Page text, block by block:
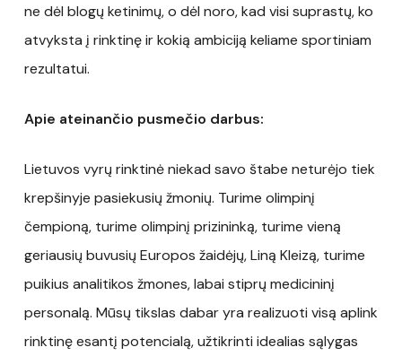
ne dėl blogų ketinimų, o dėl noro, kad visi suprastų, ko
atvyksta į rinktinę ir kokią ambiciją keliame sportiniam
rezultatui.
Apie ateinančio pusmečio darbus:
Lietuvos vyrų rinktinė niekad savo štabe neturėjo tiek
krepšinyje pasiekusių žmonių. Turime olimpinį
čempioną, turime olimpinį prizininką, turime vieną
geriausių buvusių Europos žaidėjų, Liną Kleizą, turime
puikius analitikos žmones, labai stiprų medicininį
personalą. Mūsų tikslas dabar yra realizuoti visą aplink
rinktinę esantį potencialą, užtikrinti idealias sąlygas